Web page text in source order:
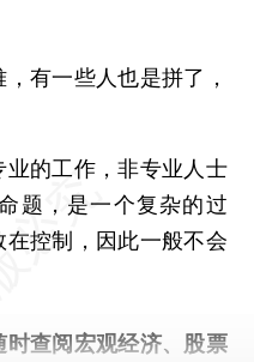
有一些人也是拼了，
的工作，非专业人士
题，是一个复杂的过
控制，因此一般不会
时查阅宏观经济、股票